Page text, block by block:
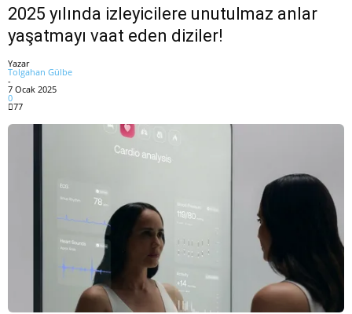
2025 yılında izleyicilere unutulmaz anlar
yaşatmayı vaat eden diziler!
Yazar
Tolgahan Gülbe
-
7 Ocak 2025
0
77